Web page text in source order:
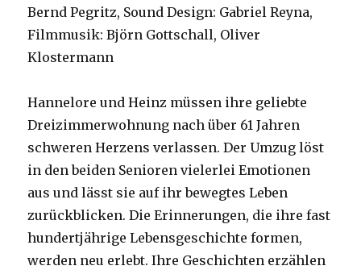
Bernd Pegritz, Sound Design: Gabriel Reyna,
Filmmusik: Björn Gottschall, Oliver
Klostermann
Hannelore und Heinz müssen ihre geliebte
Dreizimmerwohnung nach über 61 Jahren
schweren Herzens verlassen. Der Umzug löst
in den beiden Senioren vielerlei Emotionen
aus und lässt sie auf ihr bewegtes Leben
zurückblicken. Die Erinnerungen, die ihre fast
hundertjährige Lebensgeschichte formen,
werden neu erlebt. Ihre Geschichten erzählen